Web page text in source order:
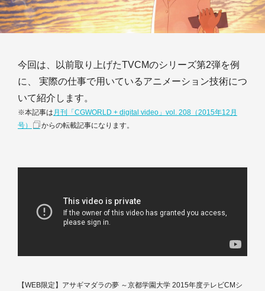
今回は、以前取り上げたTVCMのシリーズ第2弾を例
に、 実際の仕事で用いているアニメーション技術につ
いて紹介します。
※本記事は 月刊「CGWORLD + digital video」vol. 208（2015年12月
号）
からの転載記事になります。
【WEB限定】アサギマダラの夢 ～京都学園大学 2015年度テレビCMシ